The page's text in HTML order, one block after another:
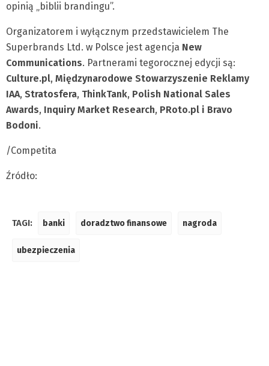
opinią „biblii brandingu”.
Organizatorem i wyłącznym przedstawicielem The
Superbrands Ltd. w Polsce jest agencja New
Communications. Partnerami tegorocznej edycji są:
Culture.pl, Międzynarodowe Stowarzyszenie Reklamy
IAA, Stratosfera, ThinkTank, Polish National Sales
Awards, Inquiry Market Research, PRoto.pl i Bravo
Bodoni.
/Competita
Źródło:
TAGI: banki doradztwo finansowe nagroda
ubezpieczenia